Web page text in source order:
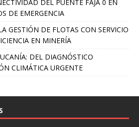
DEL PUENTE FAJA 0 EN
DE EMERGENCIA
GESTIÓN DE FLOTAS CON SERVICIO
EN MINERÍA
DEL DIAGNÓSTICO
CLIMÁTICA URGENTE